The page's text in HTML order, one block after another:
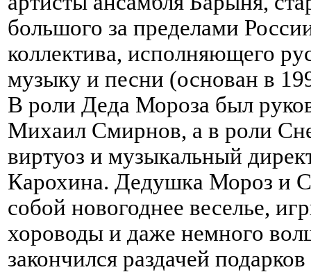
большого за пределами
коллектива, исполняющего
музыку и песни (основан в
В роли Деда Мороза был
Михаил Смирнов, а в роли
виртуоз и музыкальный
Карохина. Дедушка Мороз и
собой новогоднее веселье,
хороводы и даже немного
закончился раздачей